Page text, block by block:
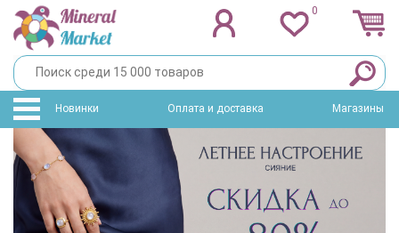
0
Новинки Оплата и доставка Магазины